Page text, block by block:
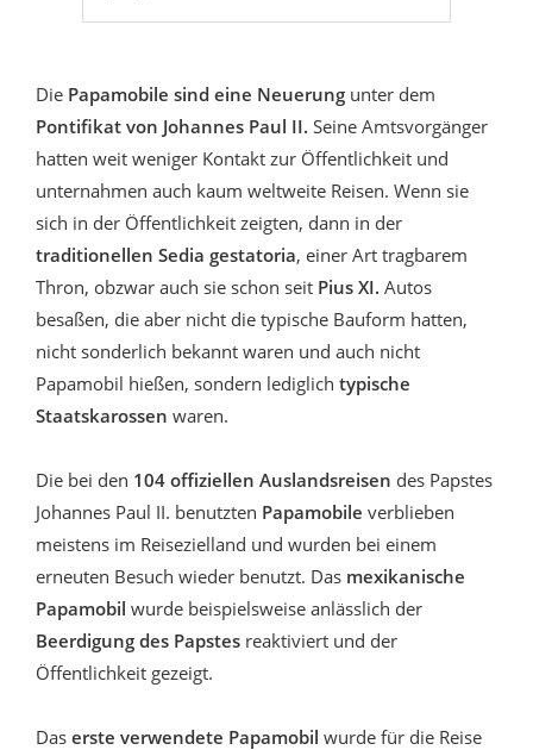
Die Papamobile sind eine Neuerung unter dem
Pontifikat von Johannes Paul II. Seine Amtsvorgänger
hatten weit weniger Kontakt zur Öffentlichkeit und
unternahmen auch kaum weltweite Reisen. Wenn sie
sich in der Öffentlichkeit zeigten, dann in der
traditionellen Sedia gestatoria, einer Art tragbarem
Thron, obzwar auch sie schon seit Pius XI. Autos
besaßen, die aber nicht die typische Bauform hatten,
nicht sonderlich bekannt waren und auch nicht
Papamobil hießen, sondern lediglich typische
Staatskarossen waren.
Die bei den 104 offiziellen Auslandsreisen des Papstes
Johannes Paul II. benutzten Papamobile verblieben
meistens im Reisezielland und wurden bei einem
erneuten Besuch wieder benutzt. Das mexikanische
Papamobil wurde beispielsweise anlässlich der
Beerdigung des Papstes reaktiviert und der
Öffentlichkeit gezeigt.
Das erste verwendete Papamobil wurde für die Reise